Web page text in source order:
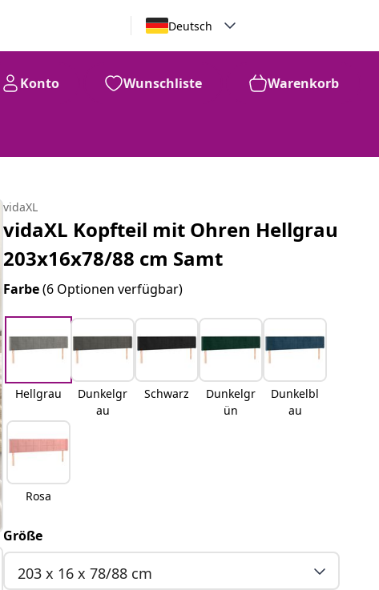
Deutsch
Konto Wunschliste Warenkorb
vidaXL
vidaXL Kopfteil mit Ohren Hellgrau
203x16x78/88 cm Samt
Farbe(6 Optionen verfügbar)
Hellgrau
Dunkelgr
au
Schwarz
Dunkelgr
ün
Dunkelbl
au
Rosa
Größe
203 x 16 x 78/88 cm